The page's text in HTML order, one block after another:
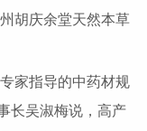
胡庆余堂天然本草
家指导的中药材规
长吴淑梅说，高产